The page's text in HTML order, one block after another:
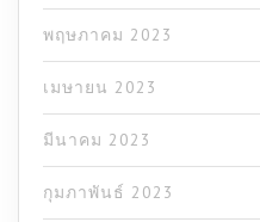
พฤษภาคม 2023
เมษายน 2023
มีนาคม 2023
กุมภาพันธ์ 2023